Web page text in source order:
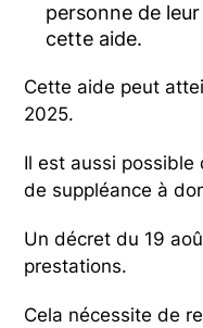
personne de
cette aide.
Cette aide peut
2025.
Il est aussi
de suppléance à
Un décret du 19
prestations.
Cela nécessite de